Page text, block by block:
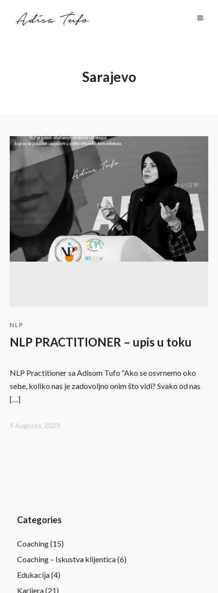
Sarajevo
NLP
NLP PRACTITIONER – upis u toku
NLP Practitioner sa Adisom Tufo “Ako se osvrnemo oko
sebe, koliko nas je zadovoljno onim što vidi? Svako od nas
[…]
9 Augusta, 2023
Categories
Coaching(15)
Coaching – Iskustva klijentica(6)
Edukacija(4)
Karijera(21)